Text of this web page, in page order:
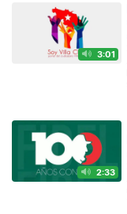
3:01
2:33